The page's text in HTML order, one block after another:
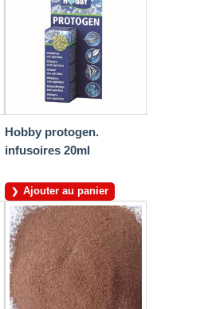
Hobby protogen.
infusoires 20ml
Ajouter au panier